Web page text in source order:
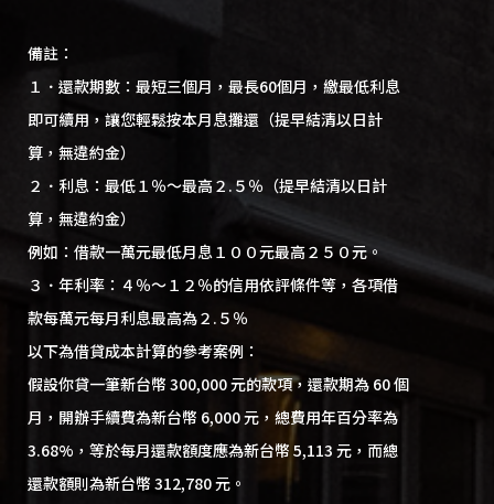
備註：
１．還款期數：最短三個月，最長60個月，繳最低利息
即可續用，讓您輕鬆按本月息攤還（提早結清以日計
算，無違約金）
２．利息：最低１％～最高２.５％（提早結清以日計
算，無違約金）
例如：借款一萬元最低月息１００元最高２５０元。
３．年利率：４％～１２％的信用依評條件等，各項借
款每萬元每月利息最高為２.５％
以下為借貸成本計算的參考案例：
假設你貸一筆新台幣 300,000 元的款項，還款期為 60 個
月，開辦手續費為新台幣 6,000 元，總費用年百分率為
3.68%，等於每月還款額度應為新台幣 5,113 元，而總
還款額則為新台幣 312,780 元。